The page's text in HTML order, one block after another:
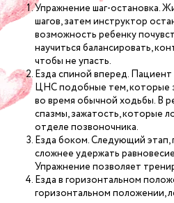
Упражнение шаг-остановка.
шагов, затем инструктор
возможность ребенку
научиться балансировать,
чтобы не упасть.
Езда спиной вперед.
ЦНС подобные тем, которые
во время обычной ходьбы. В
спазмы, зажатость, которые
отделе позвоночника.
Езда боком. Следующий
сложнее удержать
Упражнение позволяет
Езда в горизонтальном
горизонтальном положении,